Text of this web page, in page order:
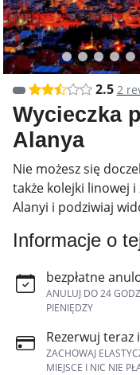
2.5 2
Wycieczka
Alanya
Nie możesz się
także kolejki linowej
Alanyi i podziwiaj
Informacje o
bezpłatne
ANULUJ DO 24
PIENIĘDZY
Rezerwuj teraz
ZACHOWAJ
MIEJSCE I NIC NIE